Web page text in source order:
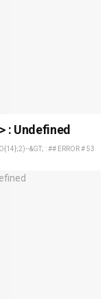
: Undefined
&GT; : ## ERROR # 53